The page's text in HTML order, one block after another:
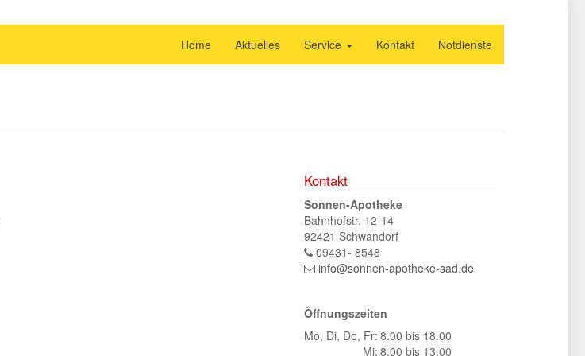
Home Aktuelles Service Kontakt Notdienste
Kontakt
Sonnen-Apotheke
Bahnhofstr. 12-14
92421 Schwandorf
Tel.
09431- 8548
Email
info@sonnen-apotheke-sad.de
Öffnungszeiten
Mo, Di, Do, Fr: 8.00 bis 18.00
Mi: 8.00 bis 13.00